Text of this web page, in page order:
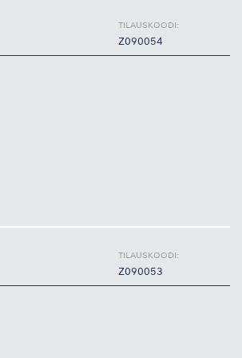
TILAUSKOODI:
Z090054
TILAUSKOODI:
Z090053